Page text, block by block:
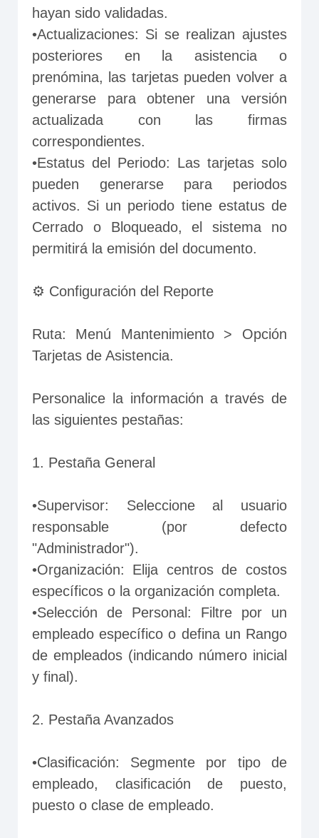
hayan sido validadas.
•Actualizaciones: Si se realizan ajustes
posteriores en la asistencia o
prenómina, las tarjetas pueden volver a
generarse para obtener una versión
actualizada con las firmas
correspondientes.
•Estatus del Periodo: Las tarjetas solo
pueden generarse para periodos
activos. Si un periodo tiene estatus de
Cerrado o Bloqueado, el sistema no
permitirá la emisión del documento.
⚙️ Configuración del Reporte
Ruta: Menú Mantenimiento > Opción
Tarjetas de Asistencia.
Personalice la información a través de
las siguientes pestañas:
1. Pestaña General
•Supervisor: Seleccione al usuario
responsable (por defecto
"Administrador").
•Organización: Elija centros de costos
específicos o la organización completa.
•Selección de Personal: Filtre por un
empleado específico o defina un Rango
de empleados (indicando número inicial
y final).
2. Pestaña Avanzados
•Clasificación: Segmente por tipo de
empleado, clasificación de puesto,
puesto o clase de empleado.